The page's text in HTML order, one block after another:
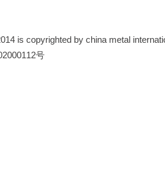
is copyrighted by china metal
号